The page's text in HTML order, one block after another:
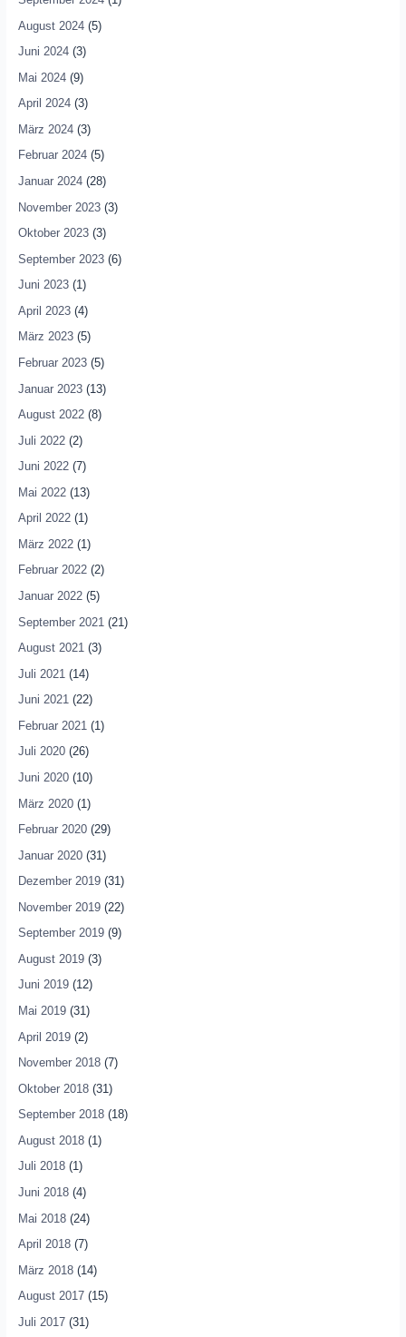
August 2024(5)
Juni 2024(3)
Mai 2024(9)
April 2024(3)
März 2024(3)
Februar 2024(5)
Januar 2024(28)
November 2023(3)
Oktober 2023(3)
September 2023(6)
Juni 2023(1)
April 2023(4)
März 2023(5)
Februar 2023(5)
Januar 2023(13)
August 2022(8)
Juli 2022(2)
Juni 2022(7)
Mai 2022(13)
April 2022(1)
März 2022(1)
Februar 2022(2)
Januar 2022(5)
September 2021 (21)
August 2021(3)
Juli 2021 (14)
Juni 2021(22)
Februar 2021 (1)
Juli 2020(26)
Juni 2020(10)
März 2020(1)
Februar 2020(29)
Januar 2020(31)
Dezember 2019(31)
November 2019(22)
September 2019(9)
August 2019(3)
Juni 2019(12)
Mai 2019(31)
April 2019(2)
November 2018(7)
Oktober 2018(31)
September 2018(18)
August 2018(1)
Juli 2018(1)
Juni 2018(4)
Mai 2018(24)
April 2018(7)
März 2018(14)
August 2017(15)
Juli 2017(31)